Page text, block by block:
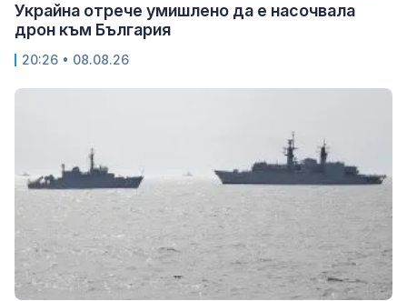
Украйна отрече умишлено да е насочвала
дрон към България
20:26 • 08.08.26